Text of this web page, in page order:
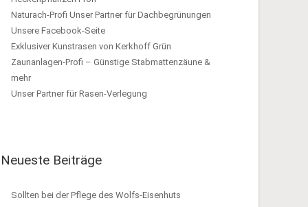
Naturach-Profi Unser Partner für Dachbegrünungen
Unsere Facebook-Seite
Exklusiver Kunstrasen von Kerkhoff Grün
Zaunanlagen-Profi – Günstige Stabmattenzäune &
mehr
Unser Partner für Rasen-Verlegung
Neueste Beiträge
Sollten bei der Pflege des Wolfs-Eisenhuts